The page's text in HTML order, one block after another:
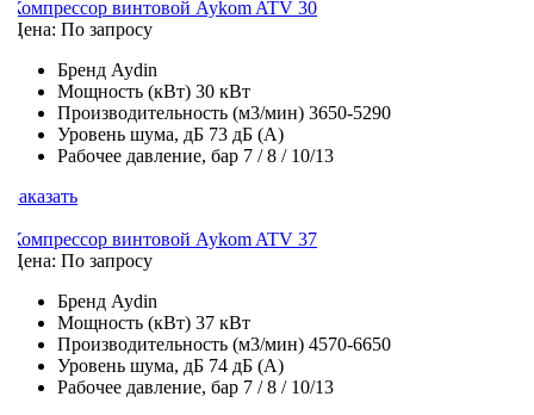
винтовой Aykom ATV 30
По запросу
Бренд Aydin
Мощность (кВт) 30 кВт
Производительность (м3/мин)3650-5290
Уровень шума, дБ 73 дБ (А)
Рабочее давление, бар 7 / 8 / 10/13
винтовой Aykom ATV 37
По запросу
Бренд Aydin
Мощность (кВт) 37 кВт
Производительность (м3/мин)4570-6650
Уровень шума, дБ 74 дБ (А)
Рабочее давление, бар 7 / 8 / 10/13